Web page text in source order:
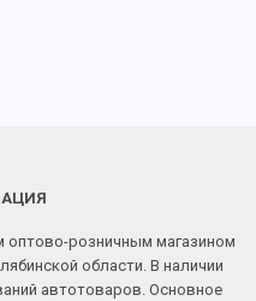
оптово-розничным магазином
области. В наличии
автотоваров. Основное